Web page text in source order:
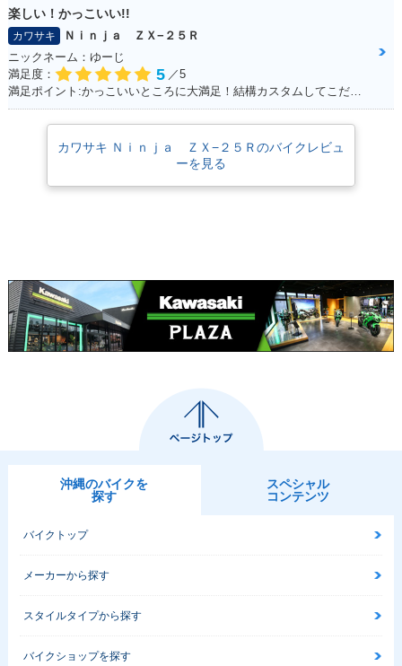
楽しい！かっこいい!!
カワサキ
Ｎｉｎｊａ ＺＸ−２５Ｒ
ニックネーム：ゆーじ
満足度：
5 ／5
満足ポイント:かっこいいところに大満足！結構カスタムしてこだわっています！
カワサキ Ｎｉｎｊａ ＺＸ−２５Ｒのバイクレビュ
ーを見る
沖縄のバイクを
探す
スペシャル
コンテンツ
バイクトップ
メーカーから探す
スタイルタイプから探す
バイクショップを探す